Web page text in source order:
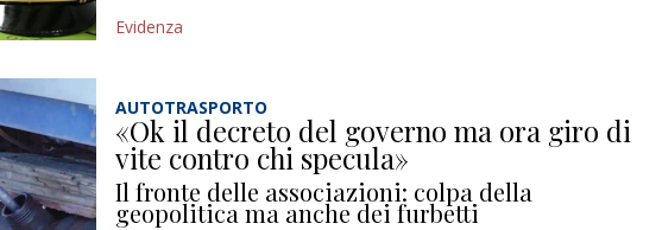
Evidenza
AUTOTRASPORTO
«Ok il decreto del governo ma ora giro di
vite contro chi specula»
Il fronte delle associazioni: colpa della
geopolitica ma anche dei furbetti